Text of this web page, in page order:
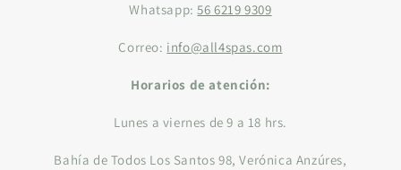
Whatsapp:56 6219 9309
Correo: info@all4spas.com
Horarios de atención:
Lunes a viernes de 9 a 18 hrs.
Bahía de Todos Los Santos 98, Verónica Anzúres,